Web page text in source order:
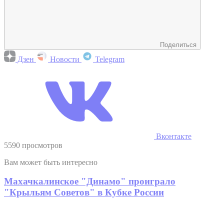
Поделиться
Дзен Новости Telegram
Вконтакте
5590 просмотров
Вам может быть интересно
Махачкалинское "Динамо" проиграло
"Крыльям Советов" в Кубке России